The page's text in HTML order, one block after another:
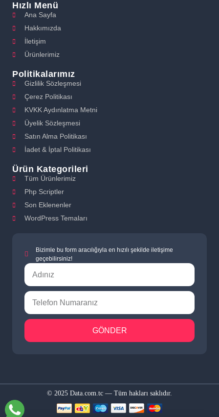
Hızlı Menü
Ana Sayfa
Hakkımızda
İletişim
Ürünlerimiz
Politikalarımız
Gizlilik Sözleşmesi
Çerez Politikası
KVKK Aydınlatma Metni
Üyelik Sözleşmesi
Satın Alma Politikası
İadet & İptal Politikası
Ürün Kategorileri
Tüm Ürünlerimiz
Php Scriptler
Son Eklenenler
WordPress Temaları
Bizimle bu form aracılığıyla en hızılı şekilde iletişime
geçebilirsiniz!
GÖNDER
© 2025 Data.com.tc — Tüm hakları saklıdır.